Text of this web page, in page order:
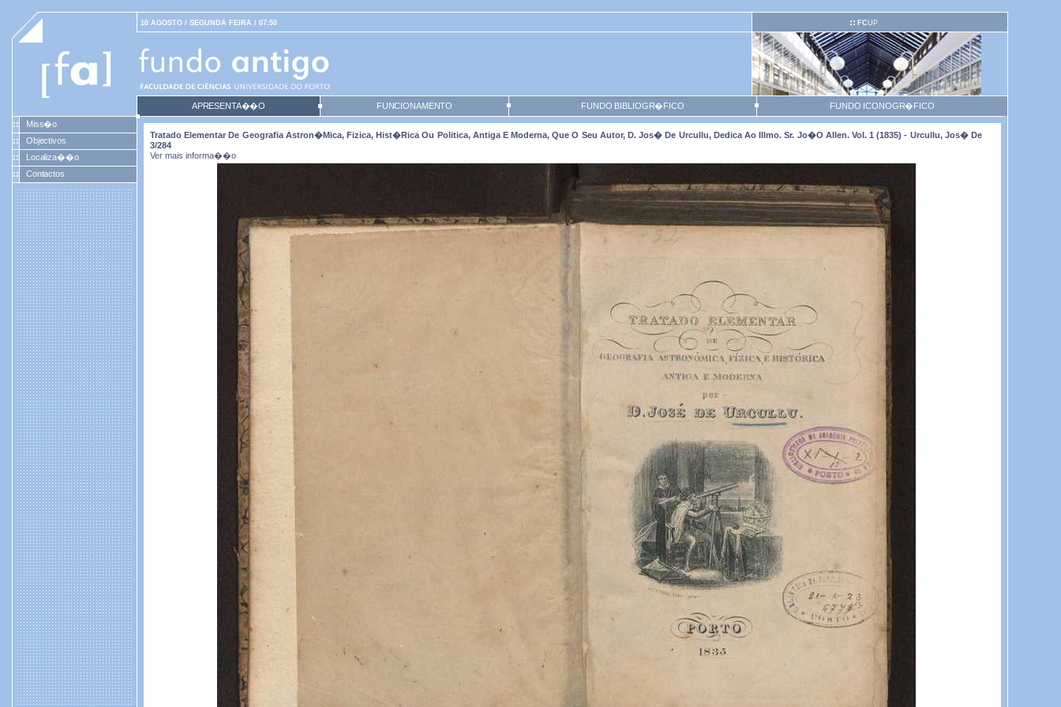
10 AGOSTO / SEGUNDA FEIRA / 07:50 FCUP
APRESENTA��O FUNCIONAMENTO FUNDO BIBLIOGR�FICO
FUNDO ICONOGR�FICO
Miss�o
Objectivos
Localiza��o
Contactos
Tratado Elementar De Geografia Astron�mica, Fizica, Hist�rica Ou Politica, Antiga E Moderna, Que O Seu Autor, D. Jos� De Urcullu, Dedica Ao Illmo. Sr. Jo�o Allen. Vol. 1 (1835) - Urcullu, Jos� De
3/284
Ver mais informa��o